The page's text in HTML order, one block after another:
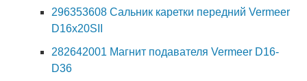
296353608 Сальник каретки передний Vermeer
D16x20SII
282642001 Магнит подавателя Vermeer D16-
D36